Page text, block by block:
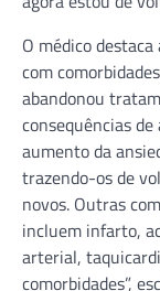
O médico
com
abandonou
consequências
aumento da
trazendo-os de
novos. Outras
incluem infarto,
arterial,
comorbidades”,